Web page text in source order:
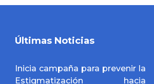
Últimas Noticias
Inicia campaña para prevenir la
Estigmatización hacia